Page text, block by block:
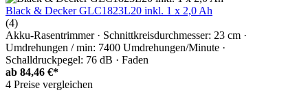
Black & Decker GLC1823L20 inkl. 1 x 2,0 Ah
(4)
Akku-Rasentrimmer · Schnittkreisdurchmesser: 23 cm ·
Umdrehungen / min: 7400 Umdrehungen/Minute ·
Schalldruckpegel: 76 dB · Faden
ab 84,46 €*
4 Preise vergleichen